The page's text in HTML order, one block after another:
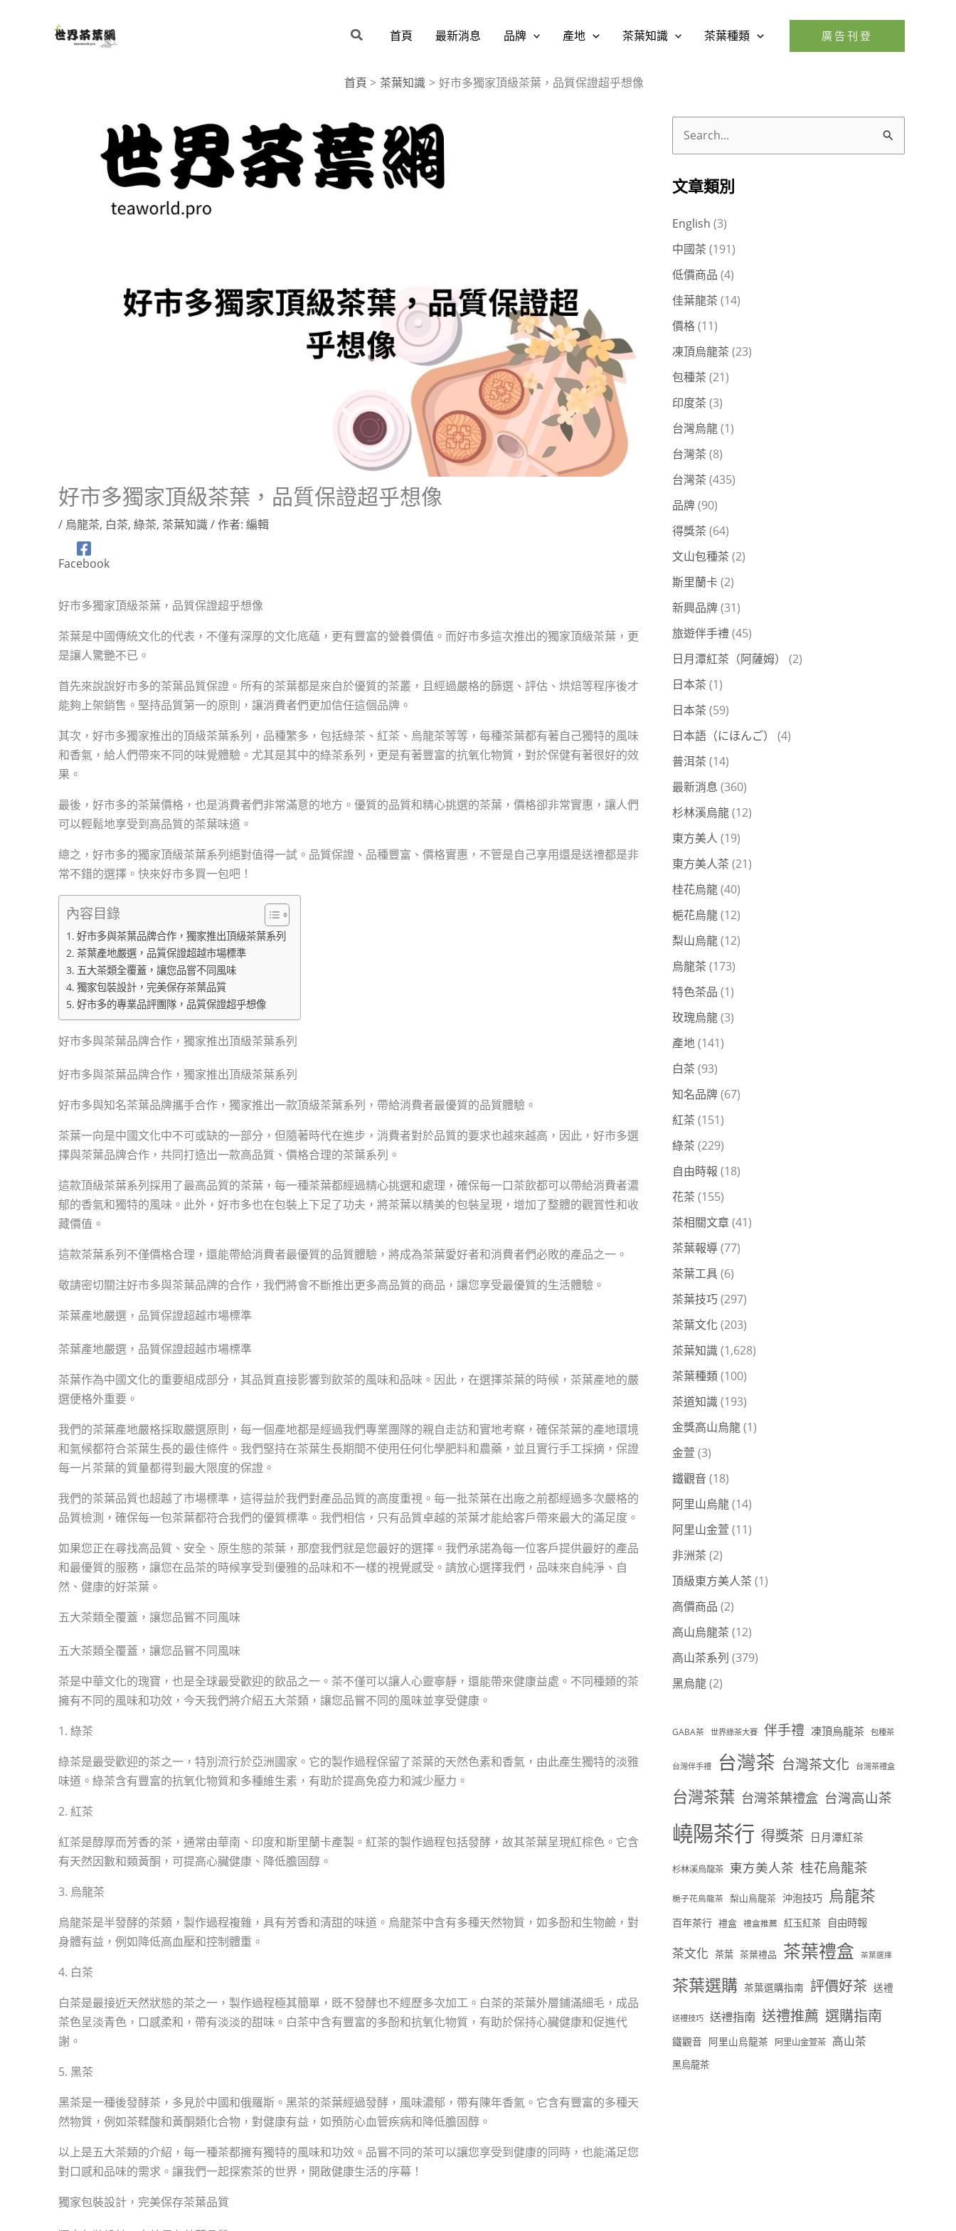
搜
首頁 最新消息 品牌 產地 茶葉知識 茶葉種類 廣告刊登
首頁 茶葉知識 好市多獨家頂級茶葉，品質保證超乎想像
好市多獨家頂級茶葉，品質保證超乎想像
/ 烏龍茶, 白茶, 綠茶, 茶葉知識/ 作者: 編輯
Facebook
好市多獨家頂級茶葉，品質保證超乎想像
茶葉是中國傳統文化的代表，不僅有深厚的文化底蘊，更有豐富的營養價值。而好市多這次推出的獨家頂級茶葉，更
是讓人驚艷不已。
首先來說說好市多的茶葉品質保證。所有的茶葉都是來自於優質的茶叢，且經過嚴格的篩選、評估、烘焙等程序後才
能夠上架銷售。堅持品質第一的原則，讓消費者們更加信任這個品牌。
其次，好市多獨家推出的頂級茶葉系列，品種繁多，包括綠茶、紅茶、烏龍茶等等，每種茶葉都有著自己獨特的風味
和香氣，給人們帶來不同的味覺體驗。尤其是其中的綠茶系列，更是有著豐富的抗氧化物質，對於保健有著很好的效
果。
最後，好市多的茶葉價格，也是消費者們非常滿意的地方。優質的品質和精心挑選的茶葉，價格卻非常實惠，讓人們
可以輕鬆地享受到高品質的茶葉味道。
總之，好市多的獨家頂級茶葉系列絕對值得一試。品質保證、品種豐富、價格實惠，不管是自己享用還是送禮都是非
常不錯的選擇。快來好市多買一包吧！
內容目錄
好市多與茶葉品牌合作，獨家推出頂級茶葉系列
茶葉產地嚴選，品質保證超越市場標準
五大茶類全覆蓋，讓您品嘗不同風味
獨家包裝設計，完美保存茶葉品質
好市多的專業品評團隊，品質保證超乎想像
好市多與茶葉品牌合作，獨家推出頂級茶葉系列
好市多與茶葉品牌合作，獨家推出頂級茶葉系列
好市多與知名茶葉品牌攜手合作，獨家推出一款頂級茶葉系列，帶給消費者最優質的品質體驗。
茶葉一向是中國文化中不可或缺的一部分，但隨著時代在進步，消費者對於品質的要求也越來越高，因此，好市多選
擇與茶葉品牌合作，共同打造出一款高品質、價格合理的茶葉系列。
這款頂級茶葉系列採用了最高品質的茶葉，每一種茶葉都經過精心挑選和處理，確保每一口茶飲都可以帶給消費者濃
郁的香氣和獨特的風味。此外，好市多也在包裝上下足了功夫，將茶葉以精美的包裝呈現，增加了整體的觀賞性和收
藏價值。
這款茶葉系列不僅價格合理，還能帶給消費者最優質的品質體驗，將成為茶葉愛好者和消費者們必敗的產品之一。
敬請密切關注好市多與茶葉品牌的合作，我們將會不斷推出更多高品質的商品，讓您享受最優質的生活體驗。
茶葉產地嚴選，品質保證超越市場標準
茶葉產地嚴選，品質保證超越市場標準
茶葉作為中國文化的重要組成部分，其品質直接影響到飲茶的風味和品味。因此，在選擇茶葉的時候，茶葉產地的嚴
選便格外重要。
我們的茶葉產地嚴格採取嚴選原則，每一個產地都是經過我們專業團隊的親自走訪和實地考察，確保茶葉的產地環境
和氣候都符合茶葉生長的最佳條件。我們堅持在茶葉生長期間不使用任何化學肥料和農藥，並且實行手工採摘，保證
每一片茶葉的質量都得到最大限度的保證。
我們的茶葉品質也超越了市場標準，這得益於我們對產品品質的高度重視。每一批茶葉在出廠之前都經過多次嚴格的
品質檢測，確保每一包茶葉都符合我們的優質標準。我們相信，只有品質卓越的茶葉才能給客戶帶來最大的滿足度。
如果您正在尋找高品質、安全、原生態的茶葉，那麼我們就是您最好的選擇。我們承諾為每一位客戶提供最好的產品
和最優質的服務，讓您在品茶的時候享受到優雅的品味和不一樣的視覺感受。請放心選擇我們，品味來自純淨、自
然、健康的好茶葉。
五大茶類全覆蓋，讓您品嘗不同風味
五大茶類全覆蓋，讓您品嘗不同風味
茶是中華文化的瑰寶，也是全球最受歡迎的飲品之一。茶不僅可以讓人心靈寧靜，還能帶來健康益處。不同種類的茶
擁有不同的風味和功效，今天我們將介紹五大茶類，讓您品嘗不同的風味並享受健康。
1. 綠茶
綠茶是最受歡迎的茶之一，特別流行於亞洲國家。它的製作過程保留了茶葉的天然色素和香氣，由此產生獨特的淡雅
味道。綠茶含有豐富的抗氧化物質和多種維生素，有助於提高免疫力和減少壓力。
2. 紅茶
紅茶是醇厚而芳香的茶，通常由華南、印度和斯里蘭卡產製。紅茶的製作過程包括發酵，故其茶葉呈現紅棕色。它含
有天然因數和類黃酮，可提高心臟健康、降低膽固醇。
3. 烏龍茶
烏龍茶是半發酵的茶類，製作過程複雜，具有芳香和清甜的味道。烏龍茶中含有多種天然物質，如多酚和生物鹼，對
身體有益，例如降低高血壓和控制體重。
4. 白茶
白茶是最接近天然狀態的茶之一，製作過程極其簡單，既不發酵也不經歷多次加工。白茶的茶葉外層鋪滿細毛，成品
茶色呈淡青色，口感柔和，帶有淡淡的甜味。白茶中含有豐富的多酚和抗氧化物質，有助於保持心臟健康和促進代
謝。
5. 黑茶
黑茶是一種後發酵茶，多見於中國和俄羅斯。黑茶的茶葉經過發酵，風味濃郁，帶有陳年香氣。它含有豐富的多種天
然物質，例如茶鞣酸和黃酮類化合物，對健康有益，如預防心血管疾病和降低膽固醇。
以上是五大茶類的介紹，每一種茶都擁有獨特的風味和功效。品嘗不同的茶可以讓您享受到健康的同時，也能滿足您
對口感和品味的需求。讓我們一起探索茶的世界，開啟健康生活的序幕！
獨家包裝設計，完美保存茶葉品質
關
字
:
文章類別
English (3)
中國茶 (191)
低價商品 (4)
佳葉龍茶 (14)
價格(11)
凍頂烏龍茶 (23)
包種茶 (21)
印度茶 (3)
台灣烏龍(1)
台灣茶 (8)
台灣茶 (435)
品牌(90)
得獎茶 (64)
文山包種茶 (2)
斯里蘭卡(2)
新興品牌(31)
旅遊伴手禮(45)
日月潭紅茶（阿薩姆）
(2)
日本茶 (1)
日本茶 (59)
日本語（にほんご）
(4)
普洱茶 (14)
最新消息 (360)
杉林溪烏龍(12)
東方美人 (19)
東方美人茶 (21)
桂花烏龍(40)
梔花烏龍(12)
梨山烏龍(12)
烏龍茶 (173)
特色茶品 (1)
玫瑰烏龍(3)
產地(141)
白茶 (93)
知名品牌(67)
紅茶 (151)
綠茶 (229)
自由時報 (18)
花茶 (155)
茶相關文章(41)
茶葉報導(77)
茶葉工具(6)
茶葉技巧(297)
茶葉文化 (203)
茶葉知識(1,628)
茶葉種類(100)
茶道知識(193)
金獎高山烏龍(1)
金萱 (3)
鐵觀音 (18)
阿里山烏龍(14)
阿里山金萱 (11)
非洲茶 (2)
頂級東方美人茶 (1)
高價商品 (2)
高山烏龍茶 (12)
高山茶系列 (379)
黑烏龍(2)
GABA茶 世界綠茶大賽 伴手禮 凍頂烏龍茶 包種茶
台灣伴手禮 台灣茶 台灣茶文化 台灣茶禮盒
台灣茶葉 台灣茶葉禮盒 台灣高山茶
嶢陽茶行 得獎茶 日月潭紅茶
杉林溪烏龍茶 東方美人茶 桂花烏龍茶
梔子花烏龍茶 梨山烏龍茶 沖泡技巧 烏龍茶
百年茶行 禮盒 禮盒推薦 紅玉紅茶 自由時報
茶文化 茶葉 茶葉禮品 茶葉禮盒 茶葉選擇
茶葉選購 茶葉選購指南 評價好茶 送禮
送禮技巧 送禮指南 送禮推薦 選購指南
鐵觀音 阿里山烏龍茶 阿里山金萱茶 高山茶
黑烏龍茶